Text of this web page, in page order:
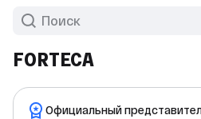
FORTECA
Официальный